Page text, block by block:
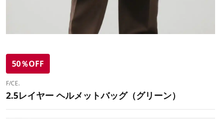
50％OFF
F/CE.
2.5レイヤー ヘルメットバッグ（グリーン）